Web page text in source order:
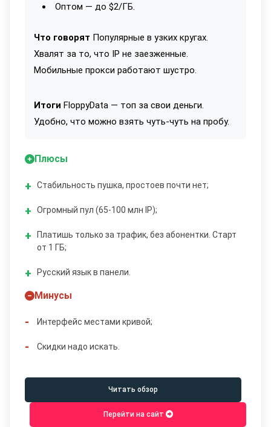
Оптом — до $2/ГБ.
Что говорят Популярные в узких кругах.
Хвалят за то, что IP не заезженные.
Мобильные прокси работают шустро.
Итоги FloppyData — топ за свои деньги.
Удобно, что можно взять чуть-чуть на пробу.
Плюсы
Стабильность пушка, простоев почти нет;
Огромный пул (65-100 млн IP);
Платишь только за трафик, без абонентки. Старт
от 1 ГБ;
Русский язык в панели.
Минусы
Интерфейс местами кривой;
Скидки надо искать.
Читать обзор
Перейти на сайт